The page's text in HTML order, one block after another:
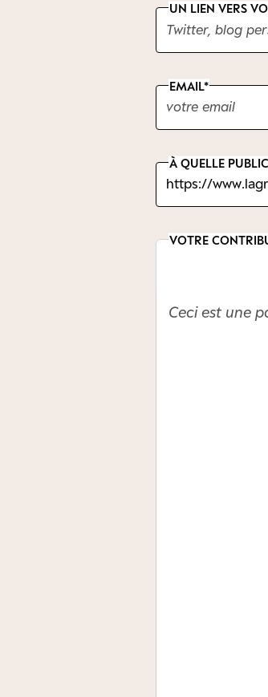
UN LIEN VERS
EMAIL
À QUELLE
VOTRE